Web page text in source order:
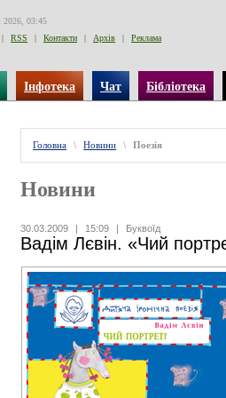
2026, 03:45
| RSS | Контакти | Архів | Реклама
Інфотека Чат Бібліотека
Головна \ Новини \ Поезія
Новини
30.03.2009 | 15:09 | Буквоїд
Вадім Лєвін. «Чий